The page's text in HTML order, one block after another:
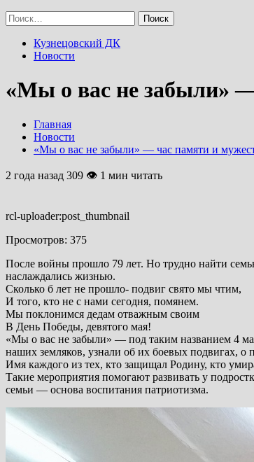
Найти:
Кузнецовский ДК
Новости
«Мы о вас не забыли»
Главная
Новости
«Мы о вас не забыли» — час памяти и
2 года назад 309 👁 1 мин читать
rcl-uploader:post_thumbnail
Просмотров: 375
После войны прошло 79 лет. Но трудно найти
наслаждались жизнью.
Сколько б лет не прошло- подвиг свято мы чтим,
И того, кто не с нами сегодня, помянем.
Мы поклонимся дедам отважным своим
В День Победы, девятого мая!
«Мы о вас не забыли» — под таким названием 4
наших земляков, узнали об их боевых подвигах, о
Имя каждого из тех, кто защищал Родину, кто
Такие мероприятия помогают развивать у
семьи — основа воспитания патриотизма.